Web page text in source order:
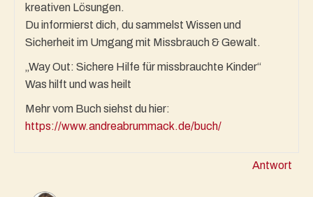
kreativen Lösungen.
Du informierst dich, du sammelst Wissen und
Sicherheit im Umgang mit Missbrauch & Gewalt.
„Way Out: Sichere Hilfe für missbrauchte Kinder“
Was hilft und was heilt
Mehr vom Buch siehst du hier:
https://www.andreabrummack.de/buch/
Antwort